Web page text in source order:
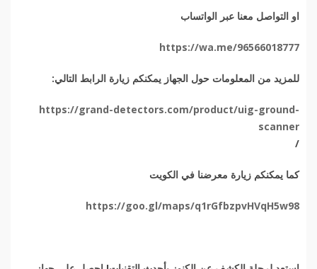
او التواصل معنا عبر الواتساب
https://wa.me/96566018777
للمزيد من المعلومات حول الجهاز يمكنكم زيارة الرابط التالي:
https://grand-detectors.com/product/uig-ground-
scanner
/
كما يمكنكم زيارة معرضنا في الكويت
https://goo.gl/maps/q1rGfbzpvHVqH5w98